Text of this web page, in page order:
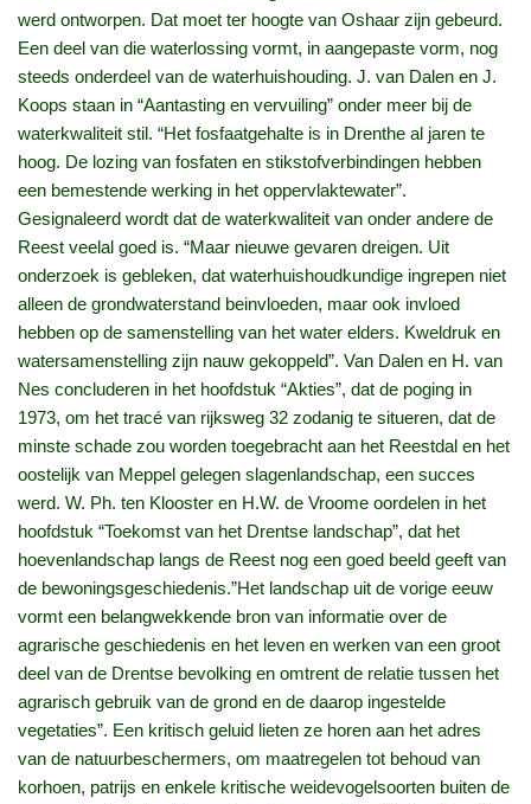
werd ontworpen. Dat moet ter hoogte van Oshaar zijn gebeurd.
Een deel van die waterlossing vormt, in aangepaste vorm, nog
steeds onderdeel van de waterhuishouding. J. van Dalen en J.
Koops staan in “Aantasting en vervuiling” onder meer bij de
waterkwaliteit stil. “Het fosfaatgehalte is in Drenthe al jaren te
hoog. De lozing van fosfaten en stikstofverbindingen hebben
een bemestende werking in het oppervlaktewater”.
Gesignaleerd wordt dat de waterkwaliteit van onder andere de
Reest veelal goed is. “Maar nieuwe gevaren dreigen. Uit
onderzoek is gebleken, dat waterhuishoudkundige ingrepen niet
alleen de grondwaterstand beinvloeden, maar ook invloed
hebben op de samenstelling van het water elders. Kweldruk en
watersamenstelling zijn nauw gekoppeld”. Van Dalen en H. van
Nes concluderen in het hoofdstuk “Akties”, dat de poging in
1973, om het tracé van rijksweg 32 zodanig te situeren, dat de
minste schade zou worden toegebracht aan het Reestdal en het
oostelijk van Meppel gelegen slagenlandschap, een succes
werd. W. Ph. ten Klooster en H.W. de Vroome oordelen in het
hoofdstuk “Toekomst van het Drentse landschap”, dat het
hoevenlandschap langs de Reest nog een goed beeld geeft van
de bewoningsgeschiedenis.”Het landschap uit de vorige eeuw
vormt een belangwekkende bron van informatie over de
agrarische geschiedenis en het leven en werken van een groot
deel van de Drentse bevolking en omtrent de relatie tussen het
agrarisch gebruik van de grond en de daarop ingestelde
vegetaties”. Een kritisch geluid lieten ze horen aan het adres
van de natuurbeschermers, om maatregelen tot behoud van
korhoen, patrijs en enkele kritische weidevogelsoorten buiten de